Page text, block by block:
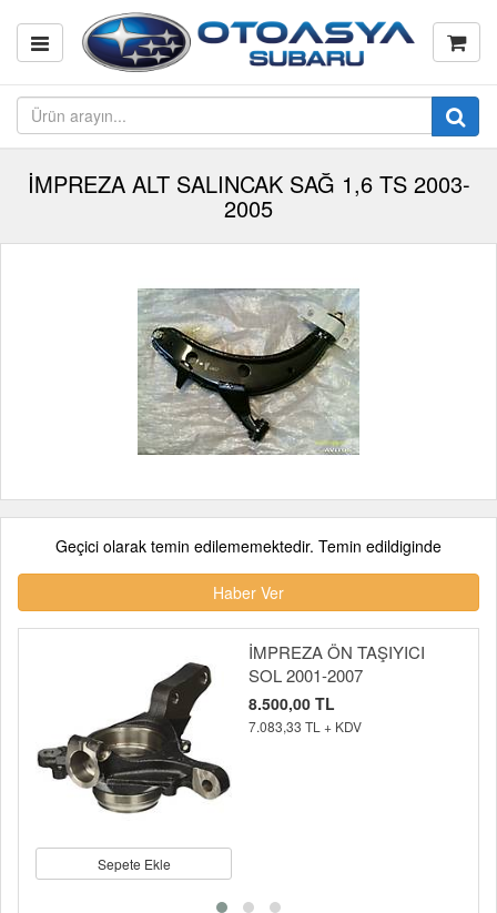
İMPREZA ALT SALINCAK SAĞ 1,6 TS 2003-
2005
Geçici olarak temin edilememektedir. Temin edildiginde
Haber Ver
Sepete Ekle
İMPREZA ÖN TAŞIYICI
SOL 2001-2007
8.500,00 TL
7.083,33 TL + KDV